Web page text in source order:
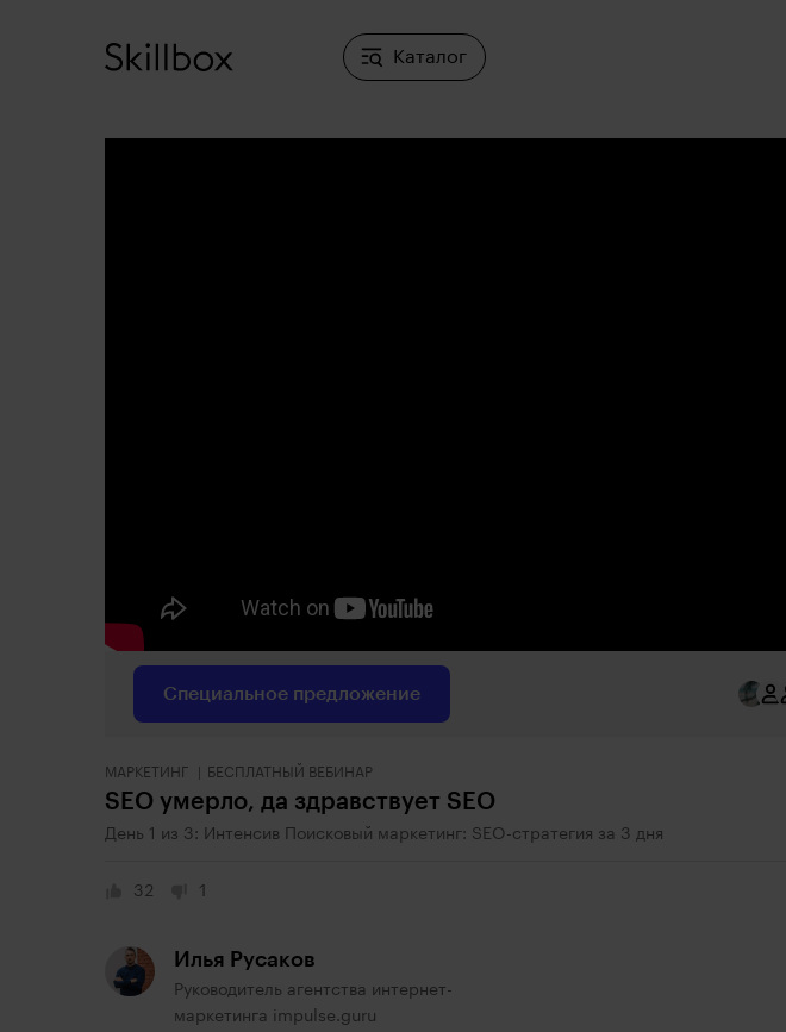
Каталог
Специальное предложение
МАРКЕТИНГ БЕСПЛАТНЫЙ ВЕБИНАР
SEO умерло, да здравствует SEO
День 1 из 3: Интенсив Поисковый маркетинг: SEO-стратегия за 3 дня
32 1
Илья Русаков
Руководитель агентства интернет-
маркетинга impulse.guru